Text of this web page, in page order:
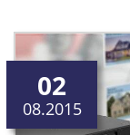
02
08.2015